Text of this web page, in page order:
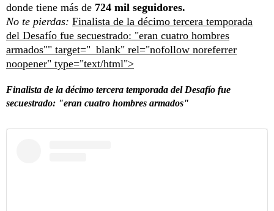
donde tiene más de 724 mil seguidores.
No te pierdas: Finalista de la décimo tercera temporada
del Desafío fue secuestrado: "eran cuatro hombres
armados"" target="_blank" rel="nofollow noreferrer
noopener" type="text/html">
Finalista de la décimo tercera temporada del Desafío fue
secuestrado: "eran cuatro hombres armados"